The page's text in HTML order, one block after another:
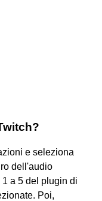
e seleziona
dell'audio
a 5 del plugin di
Poi,